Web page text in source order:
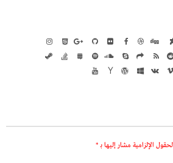
الإلزامية مشار إليها بـ *